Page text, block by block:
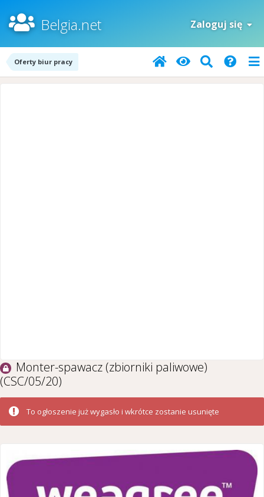
Belgia.net Zaloguj się
Oferty biur pracy
Monter-spawacz (zbiorniki paliwowe)
(CSC/05/20)
To ogłoszenie już wygasło i wkrótce zostanie usunięte